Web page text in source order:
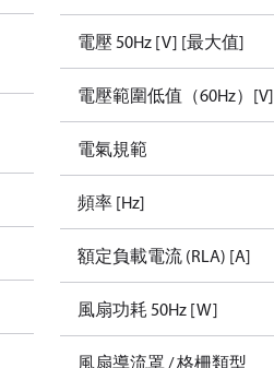
電壓 50Hz [V] [最大值]
電壓範圍低值（60Hz）[V]
電氣規範
頻率 [Hz]
額定負載電流 (RLA) [A]
風扇功耗 50Hz [W]
風扇導流罩 / 格柵類型